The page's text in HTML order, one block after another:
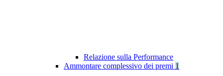
Relazione sulla Performance
Ammontare complessivo dei premi 1